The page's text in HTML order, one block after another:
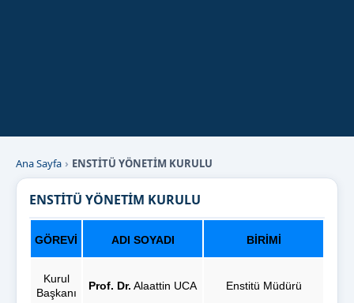
Ana Sayfa ENSTİTÜ YÖNETİM KURULU
ENSTİTÜ YÖNETİM KURULU
GÖREVİ ADI SOYADI BİRİMİ
Kurul
Başkanı
Prof. Dr. Alaattin UCA Enstitü Müdürü